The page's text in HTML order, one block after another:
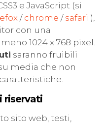
e JavaScript (si
/ chrome / safari ),
con una
1024 x 768 pixel.
saranno fruibili
media che non
riservati
sito web, testi,